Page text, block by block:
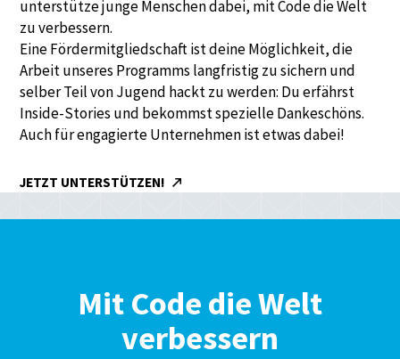
unterstütze junge Menschen dabei, mit Code die Welt
zu verbessern.
Eine Fördermitgliedschaft ist deine Möglichkeit, die
Arbeit unseres Programms langfristig zu sichern und
selber Teil von Jugend hackt zu werden: Du erfährst
Inside-Stories und bekommst spezielle Dankeschöns.
Auch für engagierte Unternehmen ist etwas dabei!
JETZT UNTERSTÜTZEN!
Mit Code die Welt
verbessern